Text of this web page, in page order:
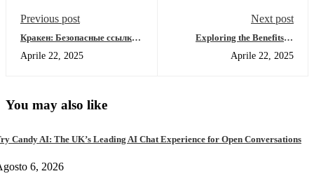
Previous post
Кракен: Безопасные ссылки
Aprile 22, 2025
Next post
Exploring the Benefits of
Users
Aprile 22, 2025
You may also like
Candy AI: The UK’s Leading AI Chat Experience for Open Conversations
6, 2026